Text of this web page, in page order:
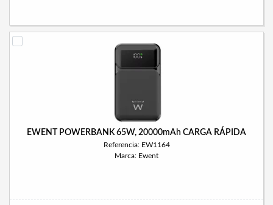
EWENT POWERBANK 65W, 20000mAh CARGA RÁPIDA
Referencia: EW1164
Marca: Ewent